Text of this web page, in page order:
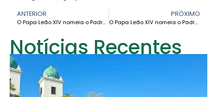
ANTERIOR
O Papa Leão XIV nomeia o Padre Jesús Alberto Torres novo bispo da Diocese de San José del Guaviare
PRÓXIMO
O Papa Leão XIV nomeia o Padre John Mario Mesa Palacio como novo Bispo do Vicariato Apostólico de Leticia
Notícias Recentes